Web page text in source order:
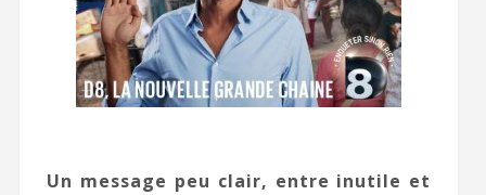
Un message peu clair, entre inutile et